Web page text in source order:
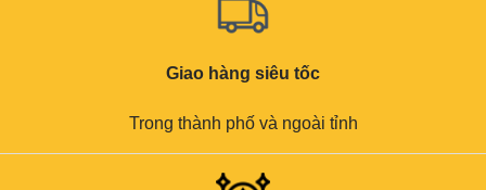
Giao hàng siêu tốc
Trong thành phố và ngoài tỉnh